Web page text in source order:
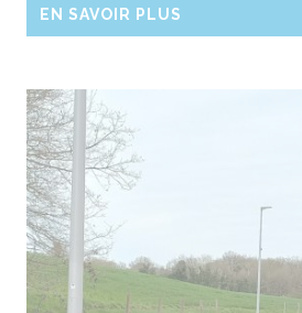
EN SAVOIR PLUS